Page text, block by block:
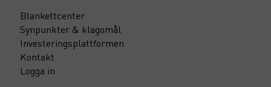
Blankettcenter
Synpunkter & klagomål
Investeringsplattformen
Kontakt
Logga in